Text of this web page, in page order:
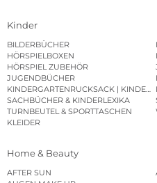
Kinder
BILDERBÜCHER
HÖRSPIELBOXEN
HÖRSPIEL ZUBEHÖR
JUGENDBÜCHER
SACHBÜCHER & KINDERLEXIKA
TURNBEUTEL & SPORTTASCHEN
KLEIDER
Home & Beauty
AFTER SUN